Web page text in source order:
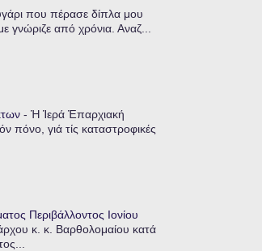
που πέρασε δίπλα μου
γνώριζε από χρόνια. Αναζ...
- Ἡ Ἱερά Ἐπαρχιακή
πόνο, γιά τίς καταστροφικές
Περιβάλλοντος Ιονίου
κ. κ. Βαρθολομαίου κατά